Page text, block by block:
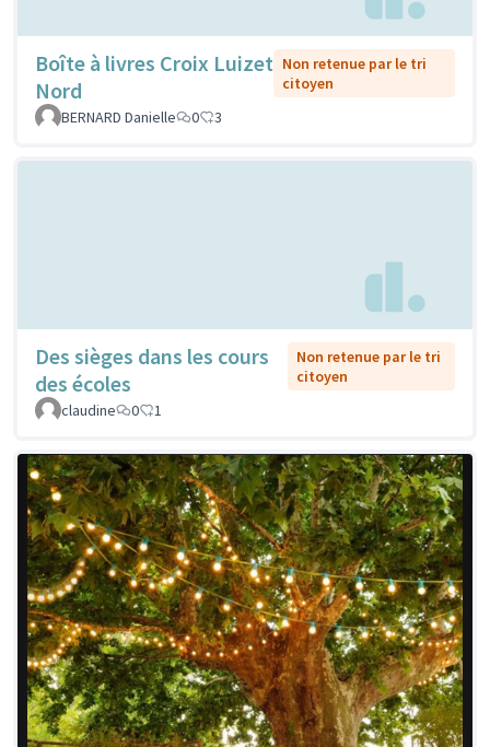
Boîte à livres Croix Luizet
Nord
Non retenue par le tri
citoyen
BERNARD Danielle
0 3
Des sièges dans les cours
des écoles
Non retenue par le tri
citoyen
claudine
0 1